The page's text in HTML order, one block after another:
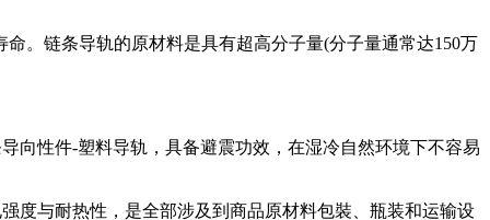
。链条导轨的原材料是具有超高分子量(分子量通常达150万
性件-塑料导轨，具备避震功效，在湿冷自然环境下不容易
与耐热性，是全部涉及到商品原材料包裝、瓶装和运输设